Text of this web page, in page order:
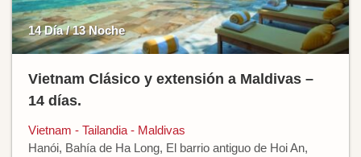
14 Día / 13 Noche
Vietnam Clásico y extensión a Maldivas –
14 días.
Vietnam - Tailandia - Maldivas
Hanói, Bahía de Ha Long, El barrio antiguo de Hoi An,